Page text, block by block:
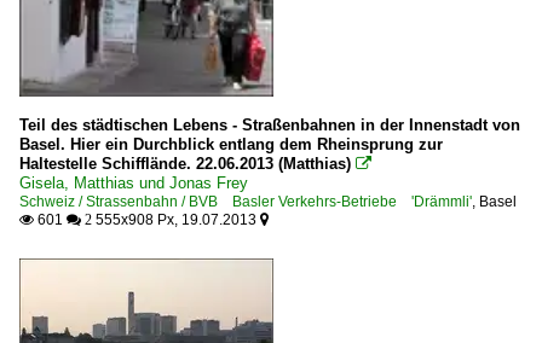
Teil des städtischen Lebens - Straßenbahnen in der Innenstadt von
Basel. Hier ein Durchblick entlang dem Rheinsprung zur
Haltestelle Schifflände. 22.06.2013 (Matthias) 
Gisela, Matthias und Jonas Frey
Schweiz / Strassenbahn / BVB Basler Verkehrs-Betriebe 'Drämmli' Basel
 601  2 555x908 Px, 19.07.2013 